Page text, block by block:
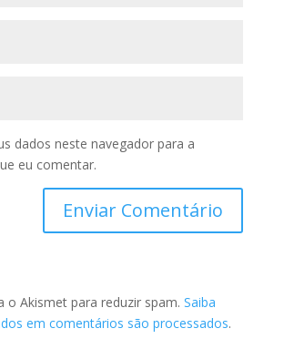
dados neste navegador para a
eu comentar.
o Akismet para reduzir spam. Saiba
em comentários são processados.